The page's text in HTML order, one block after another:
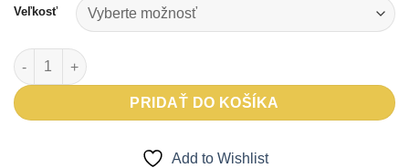
Veľkosť
množstvo Nohavice ARPEL exclusive
PRIDAŤ DO KOŠÍKA
Add to Wishlist